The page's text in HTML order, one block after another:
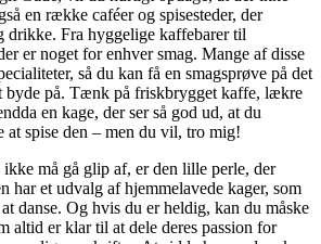
en række caféer og spisesteder, der
drikke. Fra hyggelige kaffebarer til
er noget for enhver smag. Mange af disse
så du kan få en smagsprøve på det
byde på. Tænk på friskbrygget kaffe, lækre
en kage, der ser så god ud, at du
spise den – men du vil, tro mig!
må gå glip af, er den lille perle, der
har et udvalg af hjemmelavede kager, som
danse. Og hvis du er heldig, kan du måske
altid er klar til at dele deres passion for